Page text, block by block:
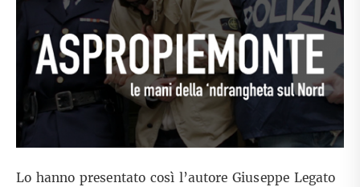
Lo hanno presentato così l’autore Giuseppe Legato